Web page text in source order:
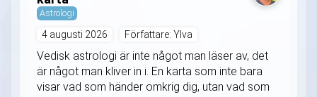
Astrologi
4 augusti 2026 Författare: Ylva
Vedisk astrologi är inte något man läser av, det
är något man kliver in i. En karta som inte bara
visar vad som händer omkrig dig, utan vad som